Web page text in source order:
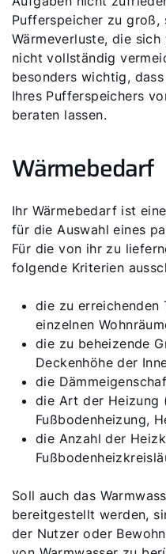
Pufferspeicher zu groß,
Wärmeverluste, die
nicht vollständig
besonders wichtig,
Ihres Pufferspeichers
beraten lassen.
Wärmebedarf
Ihr Wärmebedarf ist
für die Auswahl eines
Für die von ihr zu
folgende Kriterien
die zu erreichenden
einzelnen
die zu beheizende
Deckenhöhe der
die
die Art der Heizung
Fußbodenheizung,
die Anzahl der
Soll auch das
bereitgestellt werden,
der Nutzer oder
Wie können wir Ihnen
Service
Produktberatung
Wichtige Links
5 Jahre Garantie
Privatkunden-